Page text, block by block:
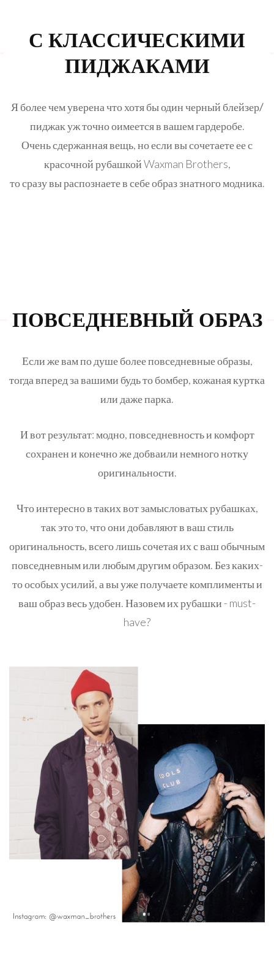
С КЛАССИЧЕСКИМИ
ПИДЖАКАМИ
Я более чем уверена что хотя бы одинчерный блейзер/
пиджакуж точно оимеется в вашем гардеробе.
Очень сдержанная вещь, но если вы сочетаете ее с
красочной рубашкой Waxman Brothers,
то сразу вы распознаете в себе образ знатного модника.
ПОВСЕДНЕВНЫЙ ОБРАЗ
Если же вам по душе более повседневные образы,
тогда вперед за вашими будь тобомбер,кожаная куртка
или дажепарка.
И вот результат: модно, повседневность и комфорт
сохранен и конечно же добваили немного нотку
оригинальности.
Что интересно в таких вот замысловатых рубашках,
так это то, что они добавляют в ваш стиль
оригинальность, всего лишь сочетая их с ваш обычным
повседневным или любым другим образом. Без каких-
то особых усилий, а вы уже получаете комплименты и
ваш образ весь удобен. Назовем их рубашки - must-
have?